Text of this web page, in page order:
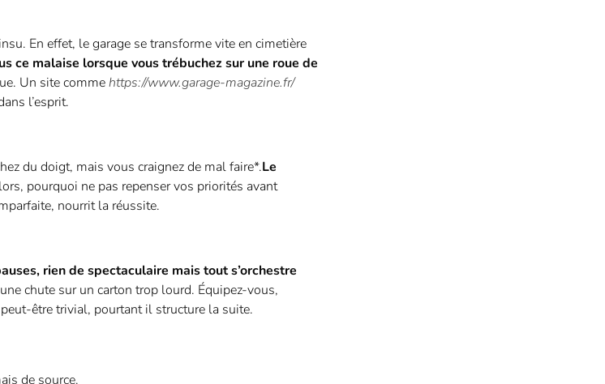
En effet, le garage se transforme vite en cimetière
ce malaise lorsque vous trébuchez sur une roue de
Un site commehttps://www.garage-magazine.fr/
l’esprit.
du doigt, mais vous craignez de mal faire*.Le
pourquoi ne pas repenser vos priorités avant
nourrit la réussite.
rien de spectaculaire mais tout s’orchestre
chute sur un carton trop lourd. Équipez-vous,
être trivial, pourtant il structure la suite.
de source.